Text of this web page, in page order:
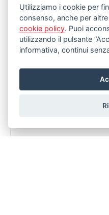
dichiaro di aver preso
Utilizziamo i cookie per
consenso, anche per
cookie policy. Puoi
utilizzando il pulsante
informativa, continui